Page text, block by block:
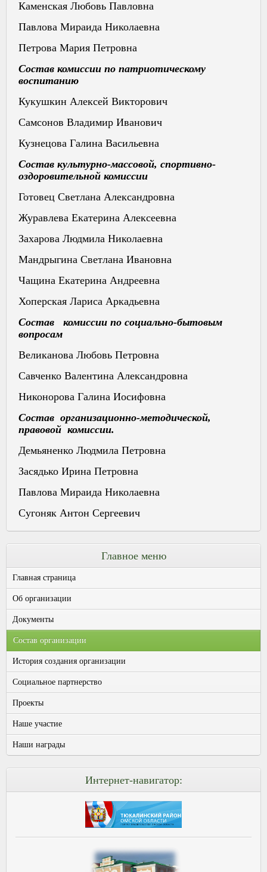
Каменская Любовь Павловна
Павлова Мираида Николаевна
Петрова Мария Петровна
Состав комиссии по патриотическому
воспитанию
Кукушкин Алексей Викторович
Самсонов Владимир Иванович
Кузнецова Галина Васильевна
Состав культурно-массовой, спортивно-
оздоровительной комиссии
Готовец Светлана Александровна
Журавлева Екатерина Алексеевна
Захарова Людмила Николаевна
Мандрыгина Светлана Ивановна
Чащина Екатерина Андреевна
Хоперская Лариса Аркадьевна
Состав комиссии по социально-бытовым
вопросам
Великанова Любовь Петровна
Савченко Валентина Александровна
Никонорова Галина Иосифовна
Состав организационно-методической,
правовой комиссии.
Демьяненко Людмила Петровна
Засядько Ирина Петровна
Павлова Мираида Николаевна
Сугоняк Антон Сергеевич
Главное меню
Главная страница
Об организации
Документы
Состав организации
История создания организации
Социальное партнерство
Проекты
Наше участие
Наши награды
Интернет-навигатор: